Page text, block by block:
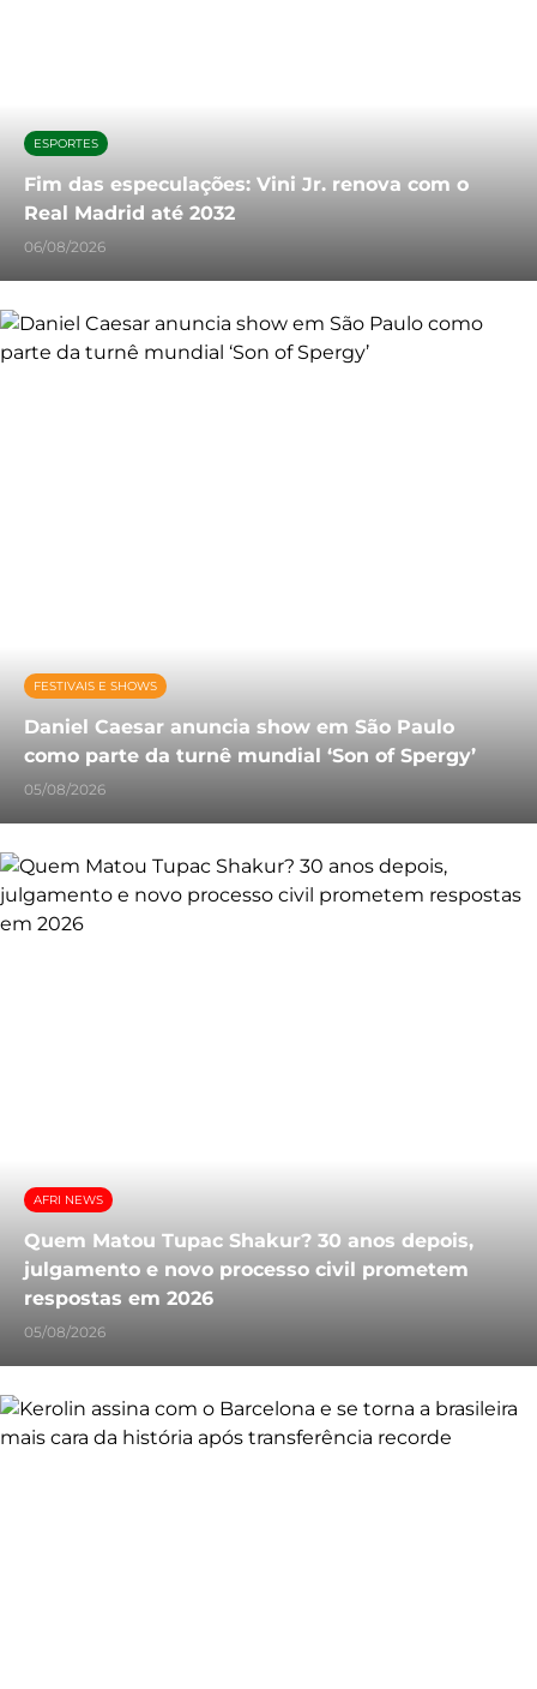
ESPORTES
Fim das especulações: Vini Jr. renova com o
Real Madrid até 2032
06/08/2026
FESTIVAIS E SHOWS
Daniel Caesar anuncia show em São Paulo
como parte da turnê mundial ‘Son of Spergy’
05/08/2026
AFRI NEWS
Quem Matou Tupac Shakur? 30 anos depois,
julgamento e novo processo civil prometem
respostas em 2026
05/08/2026